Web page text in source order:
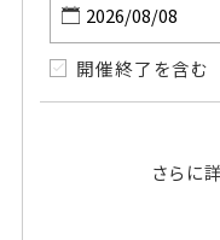
開催終了を含む
さらに